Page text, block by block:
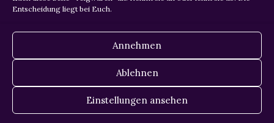
Entscheidung liegt bei Euch.
Annehmen
Ablehnen
Einstellungen ansehen
Datenschutz
Impressum
Cookie-Richtlinie (EU)